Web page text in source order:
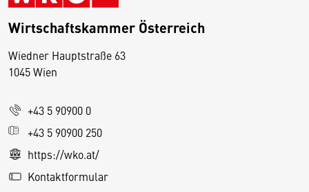
Wirtschaftskammer Österreich
Wiedner Hauptstraße 63
1045 Wien
+43 5 90900 0
+43 5 90900 250
https://wko.at/
Kontaktformular
D
s
e
S
e